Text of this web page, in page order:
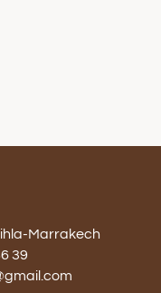
Marrakech
39